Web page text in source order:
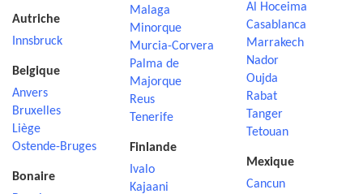
Autriche
Innsbruck
Belgique
Anvers
Bruxelles
Liège
Ostende-Bruges
Bonaire
Malaga
Minorque
Murcia-Corvera
Palma de
Majorque
Reus
Tenerife
Finlande
Ivalo
Kajaani
Al Hoceima
Casablanca
Marrakech
Nador
Oujda
Rabat
Tanger
Tetouan
Mexique
Cancun